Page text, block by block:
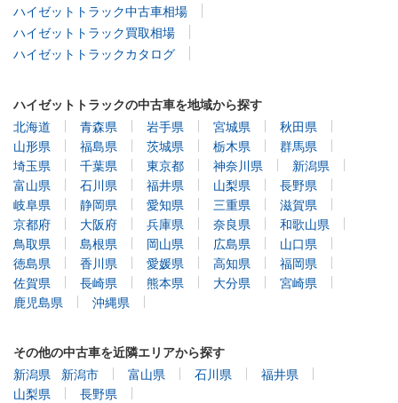
ハイゼットトラック中古車相場
ハイゼットトラック買取相場
ハイゼットトラックカタログ
ハイゼットトラックの中古車を地域から探す
北海道
青森県 岩手県 宮城県
秋田県
山形県
福島県 茨城県 栃木県
群馬県
埼玉県
千葉県 東京都 神奈川県
新潟県
富山県
石川県 福井県 山梨県
長野県
岐阜県
静岡県 愛知県 三重県
滋賀県
京都府
大阪府 兵庫県 奈良県
和歌山県
鳥取県
島根県 岡山県 広島県
山口県
徳島県
香川県 愛媛県 高知県
福岡県
佐賀県
長崎県 熊本県 大分県
宮崎県
鹿児島県
沖縄県
その他の中古車を近隣エリアから探す
新潟県
新潟市 富山県 石川県
福井県
山梨県
長野県